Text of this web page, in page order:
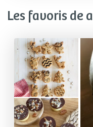
Les favoris de